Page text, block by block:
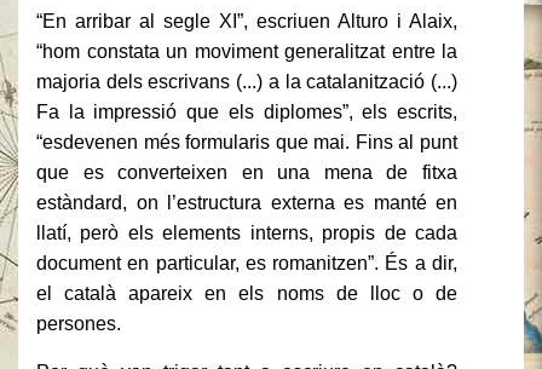
“En arribar al segle XI”, escriuen Alturo i Alaix,
“hom constata un moviment generalitzat entre la
majoria dels escrivans (...) a la catalanització (...)
Fa la impressió que els diplomes”, els escrits,
“esdevenen més formularis que mai. Fins al punt
que es converteixen en una mena de fitxa
estàndard, on l’estructura externa es manté en
llatí, però els elements interns, propis de cada
document en particular, es romanitzen”. És a dir,
el català apareix en els noms de lloc o de
persones.